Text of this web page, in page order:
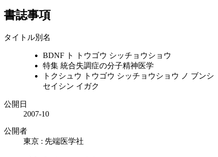
書誌事項
タイトル別名
BDNF ト トウゴウ シッチョウショウ
特集 統合失調症の分子精神医学
トクシュウ トウゴウ シッチョウショウ ノ ブンシ
セイシン イガク
公開日
2007-10
公開者
東京 : 先端医学社